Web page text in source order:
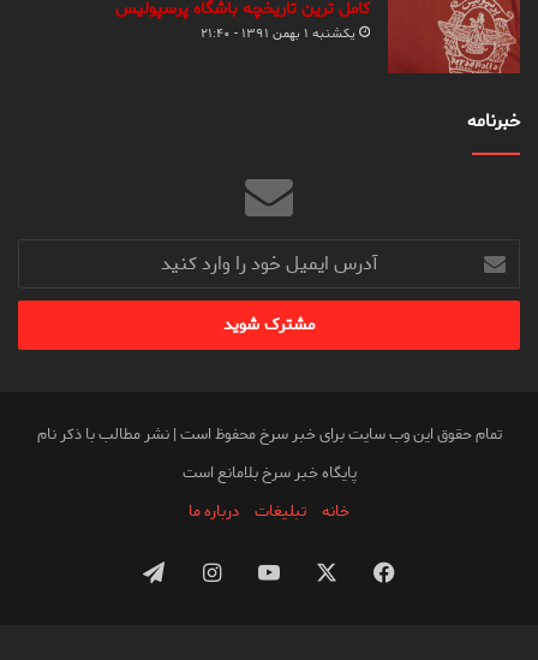
کامل ترین تاریخچه باشگاه پرسپولیس
یکشنبه ۱ بهمن ۱۳۹۱ - ۲۱:۴۰
خبرنامه
آدرس
ایمیل
خود
وارد
تمام حقوق این وب سایت برای خبر سرخ محفوظ است | نشر مطالب با ذکر نام
پایگاه خبر سرخ بلامانع است
خانه
تبلیغات درباره ما
فیس
یوتیوباینستاگرامتلگرام